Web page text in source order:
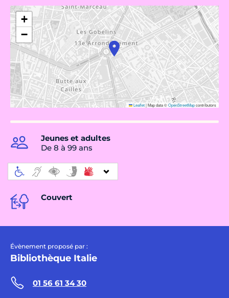
+
−
Leaflet|Map data ©OpenStreetMapcontributors
Jeunes et adultes
De 8 à 99 ans
Couvert
Évènement proposé par :
Bibliothèque Italie
01 56 61 34 30